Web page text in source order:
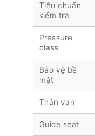
Tiêu chuẩn
kiểm tra
Pressure
class
Bảo vệ bề
mặt
Thân van
Guide seat